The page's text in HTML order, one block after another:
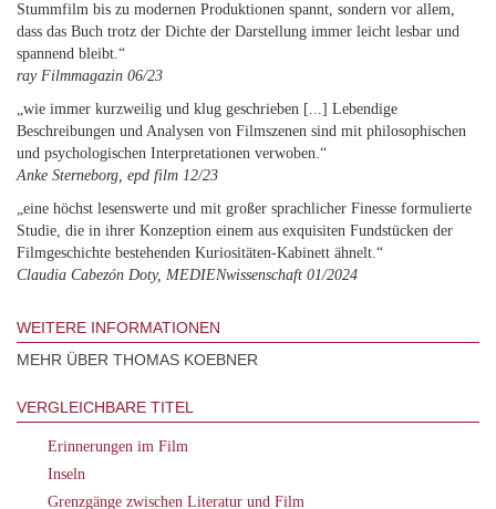
Stummfilm bis zu modernen Produktionen spannt, sondern vor allem,
dass das Buch trotz der Dichte der Darstellung immer leicht lesbar und
spannend bleibt.“
ray Filmmagazin 06/23
„wie immer kurzweilig und klug geschrieben [...] Lebendige
Beschreibungen und Analysen von Filmszenen sind mit philosophischen
und psychologischen Interpretationen verwoben.“
Anke Sterneborg, epd film 12/23
„eine höchst lesenswerte und mit großer sprachlicher Finesse formulierte
Studie, die in ihrer Konzeption einem aus exquisiten Fundstücken der
Filmgeschichte bestehenden Kuriositäten-Kabinett ähnelt.“
Claudia Cabezón Doty, MEDIENwissenschaft 01/2024
WEITERE INFORMATIONEN
MEHR ÜBER THOMAS KOEBNER
VERGLEICHBARE TITEL
Erinnerungen im Film
Inseln
Grenzgänge zwischen Literatur und Film